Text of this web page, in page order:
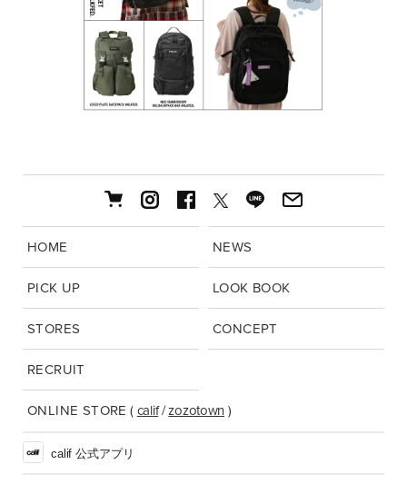
HOME NEWS
PICK UP LOOK BOOK
STORES CONCEPT
RECRUIT
ONLINE STORE ( calif/zozotown )
calif 公式アプリ